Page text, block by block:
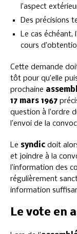
l’aspect
Des précisions
Le cas échéant,
cours
Cette demande
tôt pour qu’elle
prochaine
17 mars 1967
question à l’ordre
l’envoi de la
Le syndic doit
et joindre à la
l’information des
régulièrement
information
Le vote en